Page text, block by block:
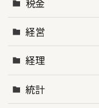
税金
経営
経理
統計